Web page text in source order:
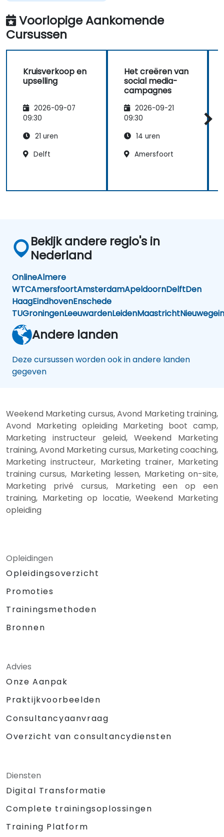
verband houdt met
mijn huidige
werkgebied.
Voorlopige Aankomende
Cursussen
Kruisverkoop en
upselling
2026-09-07
09:30
21 uren
Delft
Het creëren van
social media-
campagnes
2026-09-21
09:30
14 uren
Amersfoort
Bekijk andere regio's in
Nederland
OnlineAlmere
WTCAmersfoortAmsterdamApeldoornDelftDen
HaagEindhovenEnschede
TUGroningenLeeuwardenLeidenMaastrichtNieuwegein
Andere landen
Deze cursussen worden ook in andere landen
gegeven
Weekend Marketing cursus, Avond Marketing training,
Avond Marketing opleiding Marketing boot camp,
Marketing instructeur geleid, Weekend Marketing
training, Avond Marketing cursus, Marketing coaching,
Marketing instructeur, Marketing trainer, Marketing
training cursus, Marketing lessen, Marketing on-site,
Marketing privé cursus, Marketing een op een
training, Marketing op locatie, Weekend Marketing
opleiding
Opleidingen
Opleidingsoverzicht
Promoties
Trainingsmethoden
Bronnen
Advies
Onze Aanpak
Praktijkvoorbeelden
Consultancyaanvraag
Overzicht van consultancydiensten
Diensten
Digital Transformatie
Complete trainingsoplossingen
Training Platform